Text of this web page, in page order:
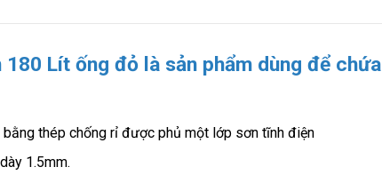
Lít ống đỏ là sản phẩm dùng để chứa
thép chống rỉ được phủ một lớp sơn tĩnh điện
1.5mm.